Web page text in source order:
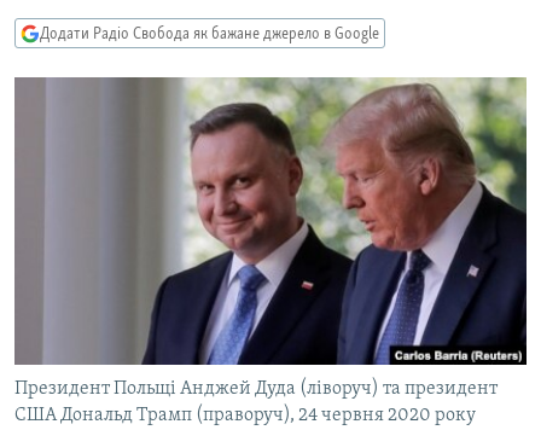
СПОРТ
ТИ ЯК?
РУС
УКР
Додати Радіо Свобода як бажане джерело в Google
Президент Польщі Анджей Дуда (ліворуч) та президент
США Дональд Трамп (праворуч), 24 червня 2020 року